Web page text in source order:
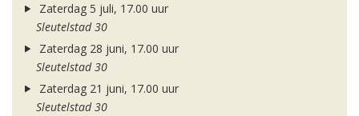
Zaterdag 5 juli, 17.00 uur
Sleutelstad 30
Zaterdag 28 juni, 17.00 uur
Sleutelstad 30
Zaterdag 21 juni, 17.00 uur
Sleutelstad 30